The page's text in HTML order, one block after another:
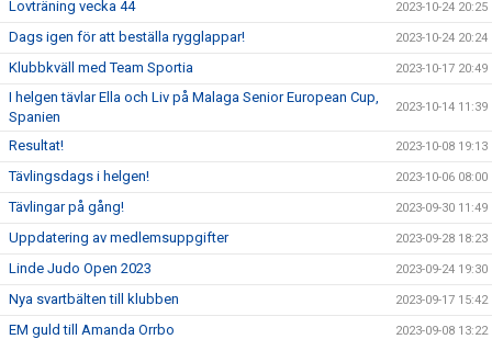
Lovträning vecka 44 2023-10-24 20:25
Dags igen för att beställa rygglappar! 2023-10-24 20:24
Klubbkväll med Team Sportia 2023-10-17 20:49
I helgen tävlar Ella och Liv på Malaga Senior European Cup,
Spanien
2023-10-14 11:39
Resultat! 2023-10-08 19:13
Tävlingsdags i helgen! 2023-10-06 08:00
Tävlingar på gång! 2023-09-30 11:49
Uppdatering av medlemsuppgifter 2023-09-28 18:23
Linde Judo Open 2023 2023-09-24 19:30
Nya svartbälten till klubben 2023-09-17 15:42
EM guld till Amanda Orrbo 2023-09-08 13:22